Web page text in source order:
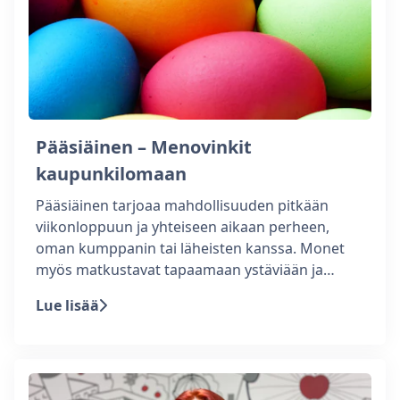
Pääsiäinen – Menovinkit
kaupunkilomaan
Pääsiäinen tarjoaa mahdollisuuden pitkään
viikonloppuun ja yhteiseen aikaan perheen,
oman kumppanin tai läheisten kanssa. Monet
myös matkustavat tapaamaan ystäviään ja…
Lue lisää